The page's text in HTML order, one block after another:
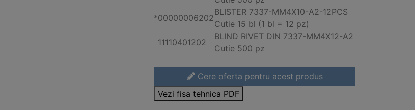
*00000006202
BLISTER 7337-MM4X10-A2-12PCS
Cutie 15 bl (1 bl = 12 pz)
11110401202
BLIND RIVET DIN 7337-MM4X12-A2
Cutie 500 pz
Cere oferta pentru acest produs
Vezi fisa tehnica PDF